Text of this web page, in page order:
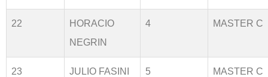
22
HORACIO
NEGRIN
4 MASTER C
23 JULIO FASINI 5 MASTER C